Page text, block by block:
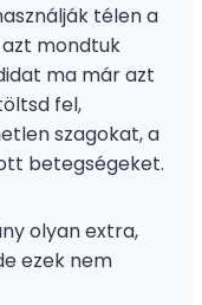
télen a
mondtuk
ma már azt
fel,
szagokat, a
betegségeket.
olyan extra,
ezek nem